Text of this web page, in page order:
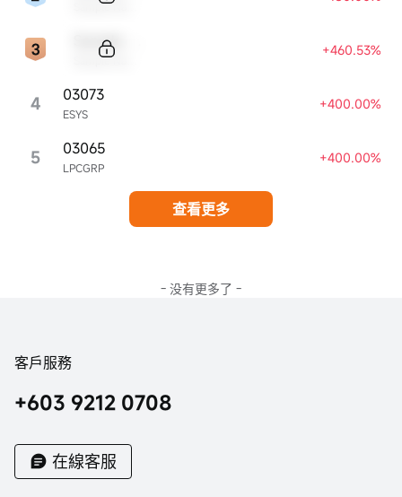
+460.53%
4 ESYS
03073 +400.00%
5 LPCGRP
03065 +400.00%
查看更多
- 没有更多了 -
客戶服務
+603 9212 0708
在線客服